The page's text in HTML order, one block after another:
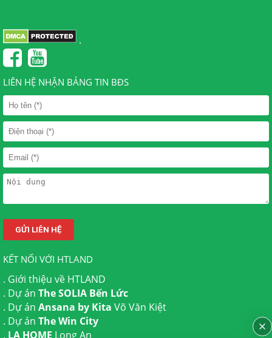
.
LIÊN HỆ NHẬN BẢNG TIN BĐS
KẾT NỐI VỚI HTLAND
. Giới thiệu về HTLAND
. Dự án The SOLIA Bến Lức
. Dự án Ansana by Kita Võ Văn Kiệt
. Dự án The Win City
. LA HOME Long An